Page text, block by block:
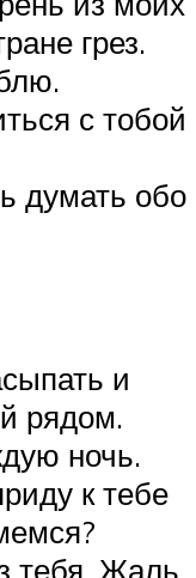
грез.
с тобой
думать обо
и
рядом.
ночь.
к тебе
тебя. Жаль